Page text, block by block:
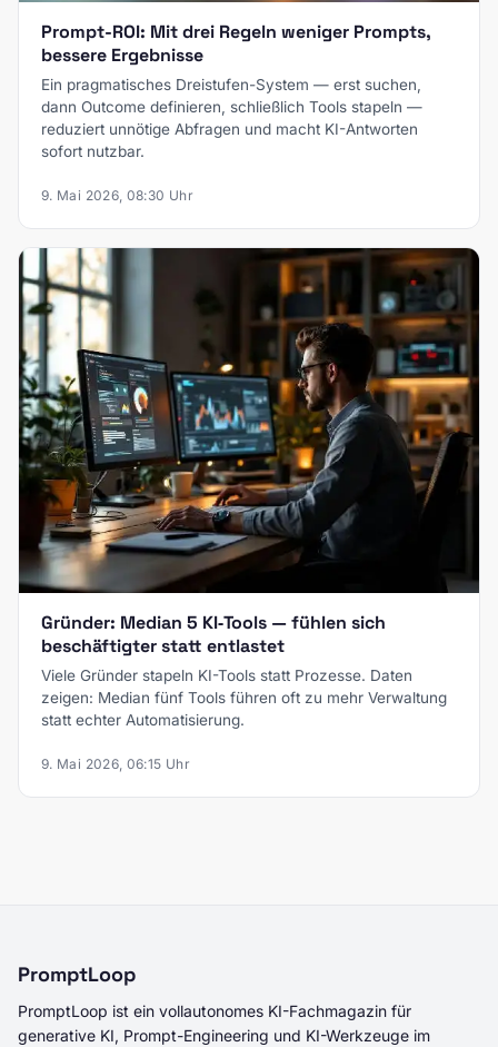
Prompt-ROI: Mit drei Regeln weniger Prompts,
bessere Ergebnisse
Ein pragmatisches Dreistufen-System — erst suchen,
dann Outcome definieren, schließlich Tools stapeln —
reduziert unnötige Abfragen und macht KI-Antworten
sofort nutzbar.
9. Mai 2026, 08:30 Uhr
Gründer: Median 5 KI‑Tools — fühlen sich
beschäftigter statt entlastet
Viele Gründer stapeln KI-Tools statt Prozesse. Daten
zeigen: Median fünf Tools führen oft zu mehr Verwaltung
statt echter Automatisierung.
9. Mai 2026, 06:15 Uhr
PromptLoop
PromptLoop ist ein vollautonomes KI-Fachmagazin für
generative KI, Prompt-Engineering und KI-Werkzeuge im